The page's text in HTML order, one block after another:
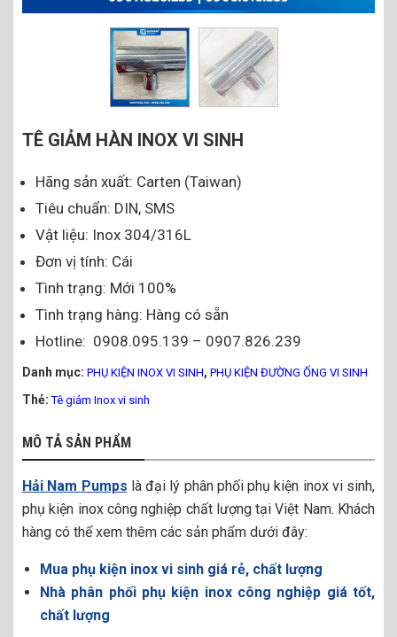
TÊ GIẢM HÀN INOX VI SINH
Hãng sản xuất: Carten (Taiwan)
Tiêu chuẩn: DIN, SMS
Vật liệu: Inox 304/316L
Đơn vị tính: Cái
Tình trạng: Mới 100%
Tình trạng hàng: Hàng có sẵn
Hotline: 0908.095.139 – 0907.826.239
Danh mục: PHỤ KIỆN INOX VI SINH, PHỤ KIỆN ĐƯỜNG ỐNG VI SINH
Thẻ:Tê giảm Inox vi sinh
MÔ TẢ SẢN PHẨM
Hải Nam Pumps là đại lý phân phối phụ kiện inox vi sinh,
phụ kiện inox công nghiệp chất lượng tại Việt Nam. Khách
hàng có thể xem thêm các sản phẩm dưới đây:
Mua phụ kiện inox vi sinh giá rẻ, chất lượng
Nhà phân phối phụ kiện inox công nghiệp giá tốt,
chất lượng